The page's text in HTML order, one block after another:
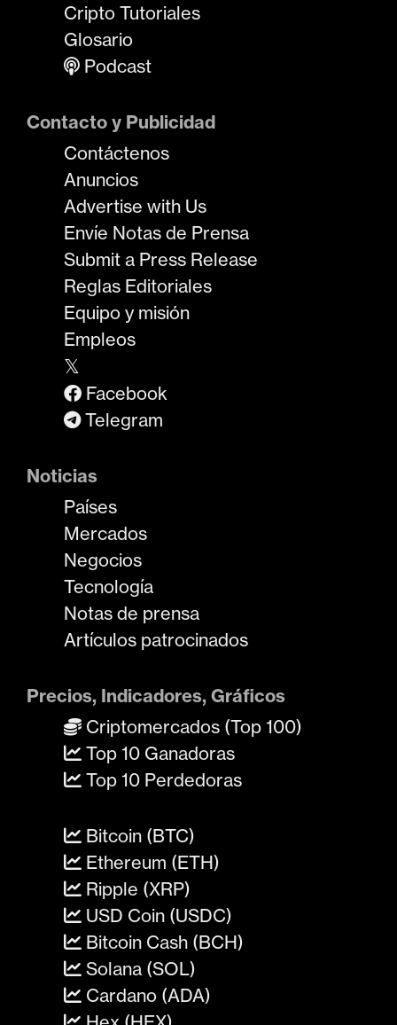
Cripto Tutoriales
Glosario
Podcast
Contacto y Publicidad
Contáctenos
Anuncios
Advertise with Us
Envíe Notas de Prensa
Submit a Press Release
Reglas Editoriales
Equipo y misión
Empleos
𝕏
Facebook
Telegram
Noticias
Países
Mercados
Negocios
Tecnología
Notas de prensa
Artículos patrocinados
Precios, Indicadores, Gráficos
Criptomercados (Top 100)
Top 10 Ganadoras
Top 10 Perdedoras
Bitcoin (BTC)
Ethereum (ETH)
Ripple (XRP)
USD Coin (USDC)
Bitcoin Cash (BCH)
Solana (SOL)
Cardano (ADA)